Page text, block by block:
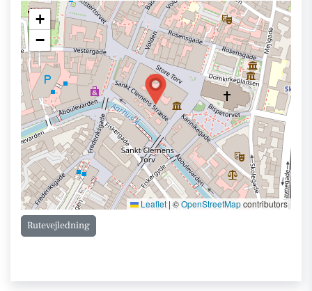
+
−
Leaflet |©OpenStreetMapcontributors
Rutevejledning